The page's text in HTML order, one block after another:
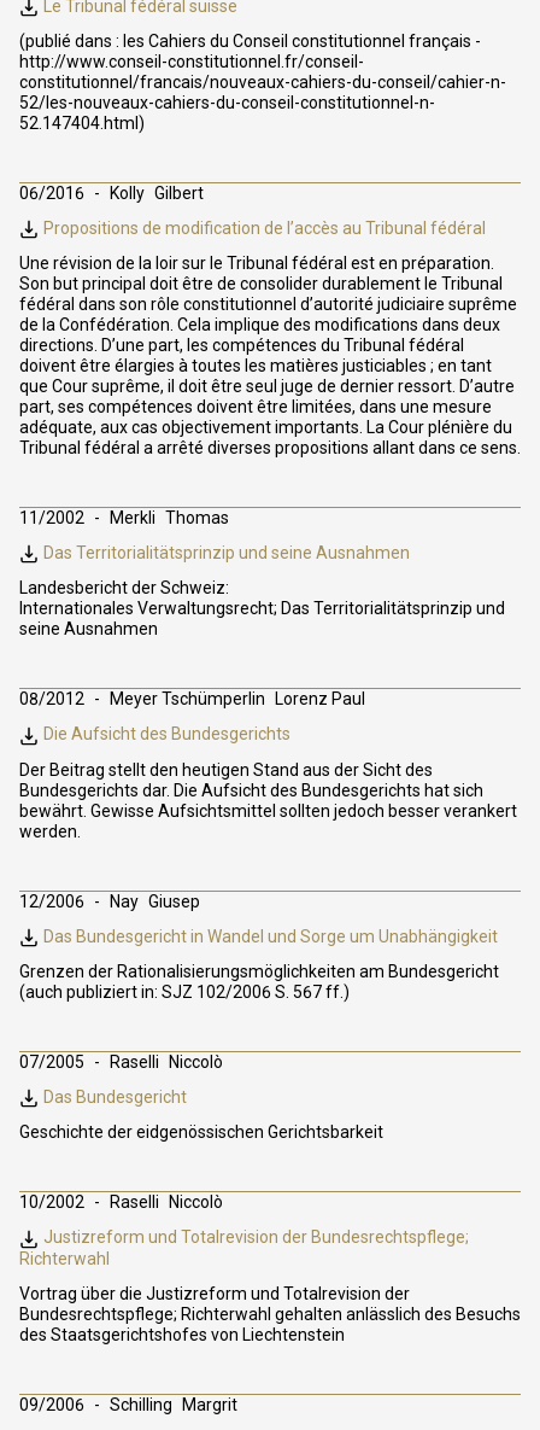
Le Tribunal fédéral suisse
(publié dans : les Cahiers du Conseil constitutionnel français -
http://www.conseil-constitutionnel.fr/conseil-
constitutionnel/francais/nouveaux-cahiers-du-conseil/cahier-n-
52/les-nouveaux-cahiers-du-conseil-constitutionnel-n-
52.147404.html)
Kolly Gilbert
Propositions de modification de l’accès au Tribunal fédéral
Une révision de la loir sur le Tribunal fédéral est en préparation.
Son but principal doit être de consolider durablement le Tribunal
fédéral dans son rôle constitutionnel d’autorité judiciaire suprême
de la Confédération. Cela implique des modifications dans deux
directions. D’une part, les compétences du Tribunal fédéral
doivent être élargies à toutes les matières justiciables ; en tant
que Cour suprême, il doit être seul juge de dernier ressort. D’autre
part, ses compétences doivent être limitées, dans une mesure
adéquate, aux cas objectivement importants. La Cour plénière du
Tribunal fédéral a arrêté diverses propositions allant dans ce sens.
06/2016
Merkli Thomas
Das Territorialitätsprinzip und seine Ausnahmen
Landesbericht der Schweiz:
Internationales Verwaltungsrecht; Das Territorialitätsprinzip und
seine Ausnahmen
11/2002
Meyer Tschümperlin
Lorenz Paul
Die Aufsicht des Bundesgerichts
Der Beitrag stellt den heutigen Stand aus der Sicht des
Bundesgerichts dar. Die Aufsicht des Bundesgerichts hat sich
bewährt. Gewisse Aufsichtsmittel sollten jedoch besser verankert
werden.
08/2012
Nay Giusep
Das Bundesgericht in Wandel und Sorge um Unabhängigkeit
Grenzen der Rationalisierungsmöglichkeiten am Bundesgericht
(auch publiziert in: SJZ 102/2006 S. 567 ff.)
12/2006
Raselli
Niccolò
Das Bundesgericht
Geschichte der eidgenössischen Gerichtsbarkeit
07/2005
Raselli
Niccolò
Justizreform und Totalrevision der Bundesrechtspflege;
Richterwahl
Vortrag über die Justizreform und Totalrevision der
Bundesrechtspflege; Richterwahl gehalten anlässlich des Besuchs
des Staatsgerichtshofes von Liechtenstein
10/2002
Schilling
Margrit
09/2006